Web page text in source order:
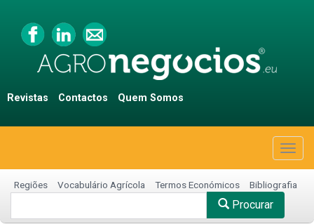
Revistas Contactos Quem Somos
Regiões Vocabulário Agrícola Termos Económicos Bibliografia
Procurar